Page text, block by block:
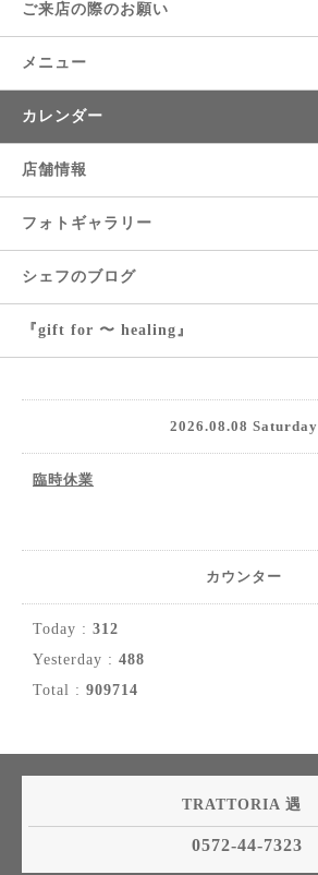
ご来店の際のお願い
メニュー
カレンダー
店舗情報
フォトギャラリー
シェフのブログ
『gift for 〜 healing』
2026.08.08 Saturday
臨時休業
カウンター
Today : 312
Yesterday : 488
Total : 909714
TRATTORIA 遇
0572-44-7323